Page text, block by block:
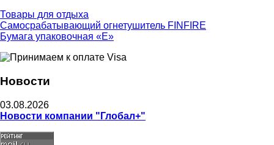
Товары для отдыха
Самосрабатывающий огнетушитель FINFIRE
Бумага упаковочная «Е»
Новости
03.08.2026
Новости компании "Глобал+"